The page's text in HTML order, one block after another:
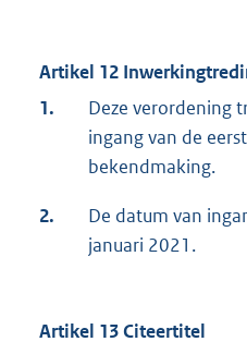
Artikel 12
1.
Deze verordening
ingang van de
bekendmaking.
2.
De datum van
januari 2021.
Artikel 13 Citeertitel